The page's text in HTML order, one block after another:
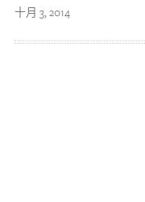
十月 3, 2014